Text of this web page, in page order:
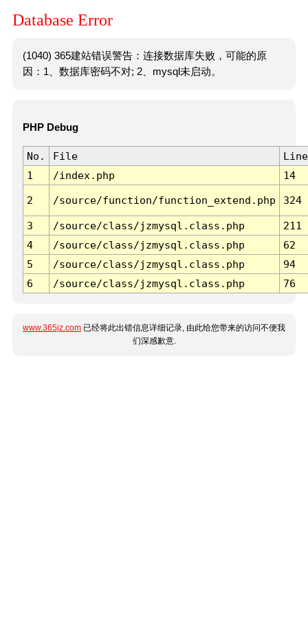
Database Error
(1040) 365建站错误警告：连接数据库失败，可能的原
因：1、数据库密码不对; 2、mysql未启动。
PHP Debug
No. File
Line
1
/index.php 14
2 /source/function/function_extend.php 324
3 /source/class/jzmysql.class.php
211
4
/source/class/jzmysql.class.php
62
5
/source/class/jzmysql.class.php
94
6
/source/class/jzmysql.class.php 76
www.365jz.com 已经将此出错信息详细记录, 由此给您带来的访问不便我
们深感歉意.